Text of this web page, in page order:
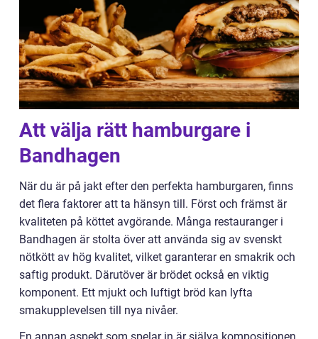
Att välja rätt hamburgare i
Bandhagen
När du är på jakt efter den perfekta hamburgaren, finns
det flera faktorer att ta hänsyn till. Först och främst är
kvaliteten på köttet avgörande. Många restauranger i
Bandhagen är stolta över att använda sig av svenskt
nötkött av hög kvalitet, vilket garanterar en smakrik och
saftig produkt. Därutöver är brödet också en viktig
komponent. Ett mjukt och luftigt bröd kan lyfta
smakupplevelsen till nya nivåer.